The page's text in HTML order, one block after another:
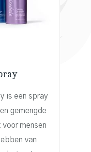
is een spray
gemengde
mensen
van